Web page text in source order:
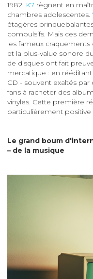
1982. K7 règnent en
chambres adolescentes.
étagères
compulsifs. Mais ces
les fameux
et la plus-value sonore
de disques ont fait
mercatique : en
CD - souvent exaltés
fans à racheter des
vinyles. Cette première
particulièrement
Le grand boum
– de la musique